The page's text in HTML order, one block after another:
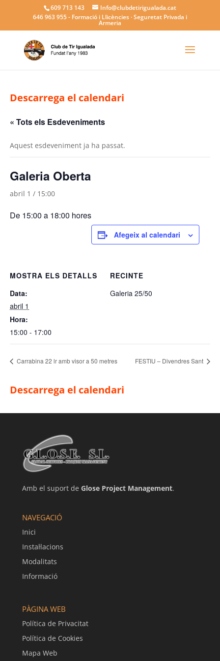
609 713 143
Info@clubdetirigualada.cat
646 963 955- Formació i Llicències · Seguretat Privada i
Armeria
Descarrega el calendari
« Tots els Esdeveniments
Aquest esdeveniment ja ha passat.
Galeria Oberta
abril 1 / 15:00
De 15:00 a 18:00 hores
Afegeix al calendari
MOSTRA ELS DETALLS
Data:
abril 1
Hora:
15:00 - 17:00
RECINTE
Galeria 25/50
Carrabina 22 lr amb visor a 50 metres FESTIU – Divendres Sant
Descarrega el calendari
Amb el suport de Glose Project Management.
NAVEGACIÓ
Inici
Instal·lacions
Modalitats
Informació
PÀGINA WEB
Política de Privacitat
Política de Cookies
Mapa Web